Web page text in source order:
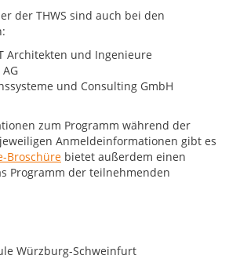
der THWS sind auch bei den
Architekten und Ingenieure
und Consulting GmbH
zum Programm während der
Anmeldeinformationen gibt es
Broschüre bietet außerdem einen
Programm der teilnehmenden
Würzburg-Schweinfurt